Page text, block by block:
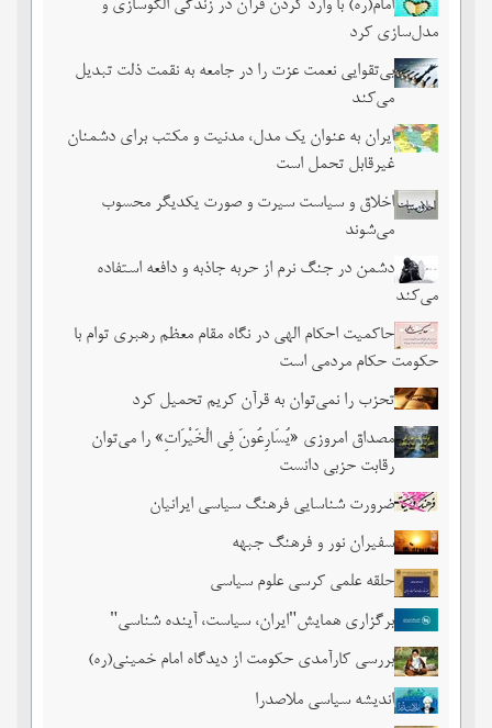
امام(ره) با وارد کردن قرآن در زندگی الگوسازی و
مدل‌سازی کرد
بی‌تقوایی نعمت عزت را در جامعه به نقمت ذلت تبدیل
می‌کند
ایران به عنوان یک مدل، مدنیت و مکتب برای دشمنان
غیرقابل تحمل است
اخلاق و سیاست سیرت و صورت یکدیگر محسوب
می‌شوند
دشمن در جنگ نرم از حربه جاذبه و دافعه استفاده
می‌کند
حاکمیت احکام الهی در نگاه مقام معظم رهبری توام با
حکومت حکام مردمی است
تحزب را نمی‌توان به قرآن کریم تحمیل کرد
مصداق امروزی «یُسَارِعُونَ فِی الْخَیْرَاتِ» را می‌توان
رقابت حزبی دانست
ضرورت شناسایی فرهنگ سیاسی ایرانیان
سفیران نور و فرهنگ جبهه
حلقه علمی کرسی علوم سیاسی
برگزاری همایش"ایران، سیاست، آینده شناسی"
بررسی کارآمدی حکومت از دیدگاه امام خمینی(ره)
اندیشه سیاسی ملاصدرا